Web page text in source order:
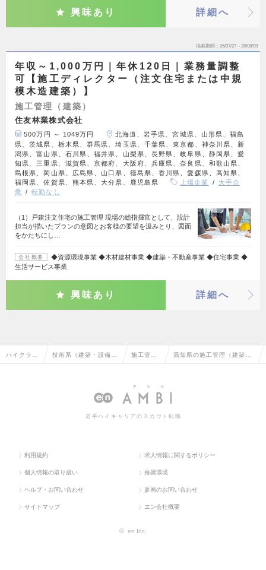
興味あり 詳細へ
掲載期間 26/07/27～26/08/09
年収～1,000万円｜年休120日｜業務量調整
可【施工ディレクター（注文住宅または中規
模木造建築）】
施工管理（建築）
住友林業株式会社
500万円 ～ 1049万円
北海道、岩手県、宮城県、山形県、福島
県、茨城県、栃木県、群馬県、埼玉県、千葉県、東京都、神奈川県、新
潟県、富山県、石川県、福井県、山梨県、長野県、岐阜県、静岡県、愛
知県、三重県、滋賀県、京都府、大阪府、兵庫県、奈良県、和歌山県、
島根県、岡山県、広島県、山口県、徳島県、香川県、愛媛県、高知県、
福岡県、佐賀県、熊本県、大分県、鹿児島県
上場企業
大手企
業
転勤なし
（1）戸建注文住宅の施工管理 現場の総指揮官として、設計
担当が描いたプランの意図とお客様の要望を汲みとり、図面
をかたちにし…
会社概要
◆資源環境事業 ◆木材建材事業 ◆建築・不動産事業 ◆住宅事業 ◆
生活サービス事業
興味あり 詳細へ
ハイクラス 技術系（建築・設備・ 施工管理 高知県の施工管理（建築）
若手ハイキャリアのスカウト転職
利用規約 求人情報に関するポリシー
個人情報の取り扱い 推奨環境
ヘルプ・お問い合わせ 参画のお問い合わせ
サイトマップ エン会社概要
© en Inc.